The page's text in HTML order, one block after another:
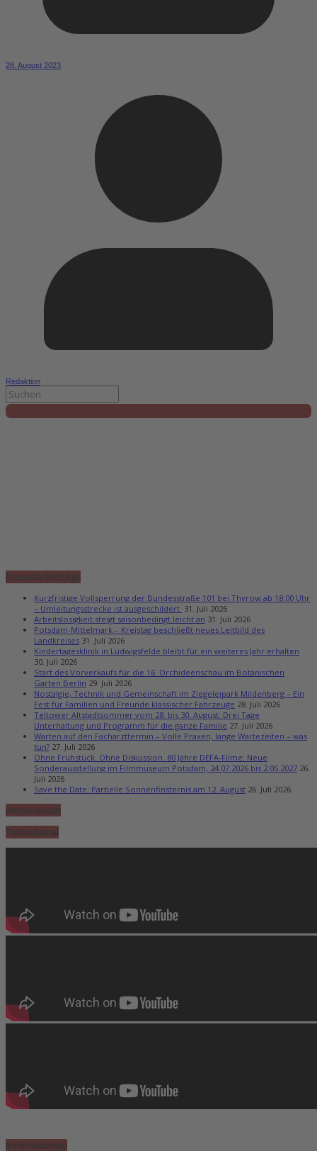
28. August 2023
Redaktion
Neueste Beiträge
Kurzfristige Vollsperrung der Bundesstraße 101 bei Thyrow ab 18:00 Uhr
– Umleitungsstrecke ist ausgeschildert 31. Juli 2026
Arbeitslosigkeit steigt saisonbedingt leicht an 31. Juli 2026
Potsdam-Mittelmark – Kreistag beschließt neues Leitbild des
Landkreises 31. Juli 2026
Kindertagesklinik in Ludwigsfelde bleibt für ein weiteres Jahr erhalten
30. Juli 2026
Start des Vorverkaufs für die 16. Orchideenschau im Botanischen
Garten Berlin 29. Juli 2026
Nostalgie, Technik und Gemeinschaft im Ziegeleipark Mildenberg – Ein
Fest für Familien und Freunde klassischer Fahrzeuge 28. Juli 2026
Teltower Altstadtsommer vom 28. bis 30. August: Drei Tage
Unterhaltung und Programm für die ganze Familie 27. Juli 2026
Warten auf den Facharzttermin – Volle Praxen, lange Wartezeiten – was
tun? 27. Juli 2026
Ohne Frühstück. Ohne Diskussion. 80 Jahre DEFA-Filme: Neue
Sonderausstellung im Filmmuseum Potsdam, 24.07.2026 bis 2.05.2027 26.
Juli 2026
Save the Date: Partielle Sonnenfinsternis am 12. August 26. Juli 2026
Amtsplausch
TeltowKanal
Informationen